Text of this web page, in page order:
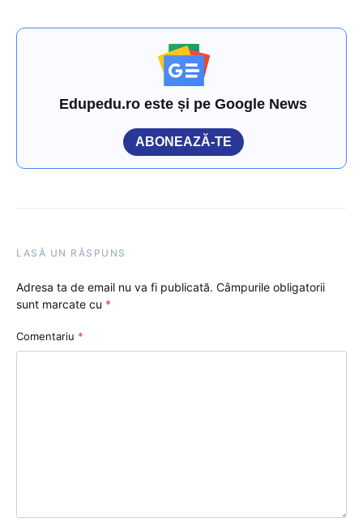
Edupedu.ro este și pe Google News
ABONEAZĂ-TE
LASĂ UN RĂSPUNS
Adresa ta de email nu va fi publicată. Câmpurile obligatorii
sunt marcate cu *
Comentariu *